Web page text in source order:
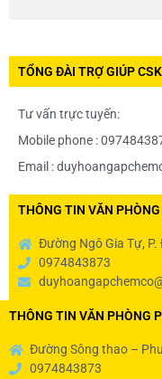
TỔNG ĐÀI TRỢ GIÚP
Tư vấn trực tuyến:
Mobile phone :
Email :
THÔNG TIN VĂN PHÒNG
Đường Ngô Gia Tự, P.
0974843873
THÔNG TIN VĂN PHÒNG
Đường Sông thao –
0974843873